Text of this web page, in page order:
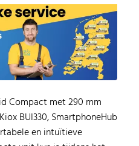
Compact met 290 mm
BUI330, SmartphoneHub
en intuïtieve